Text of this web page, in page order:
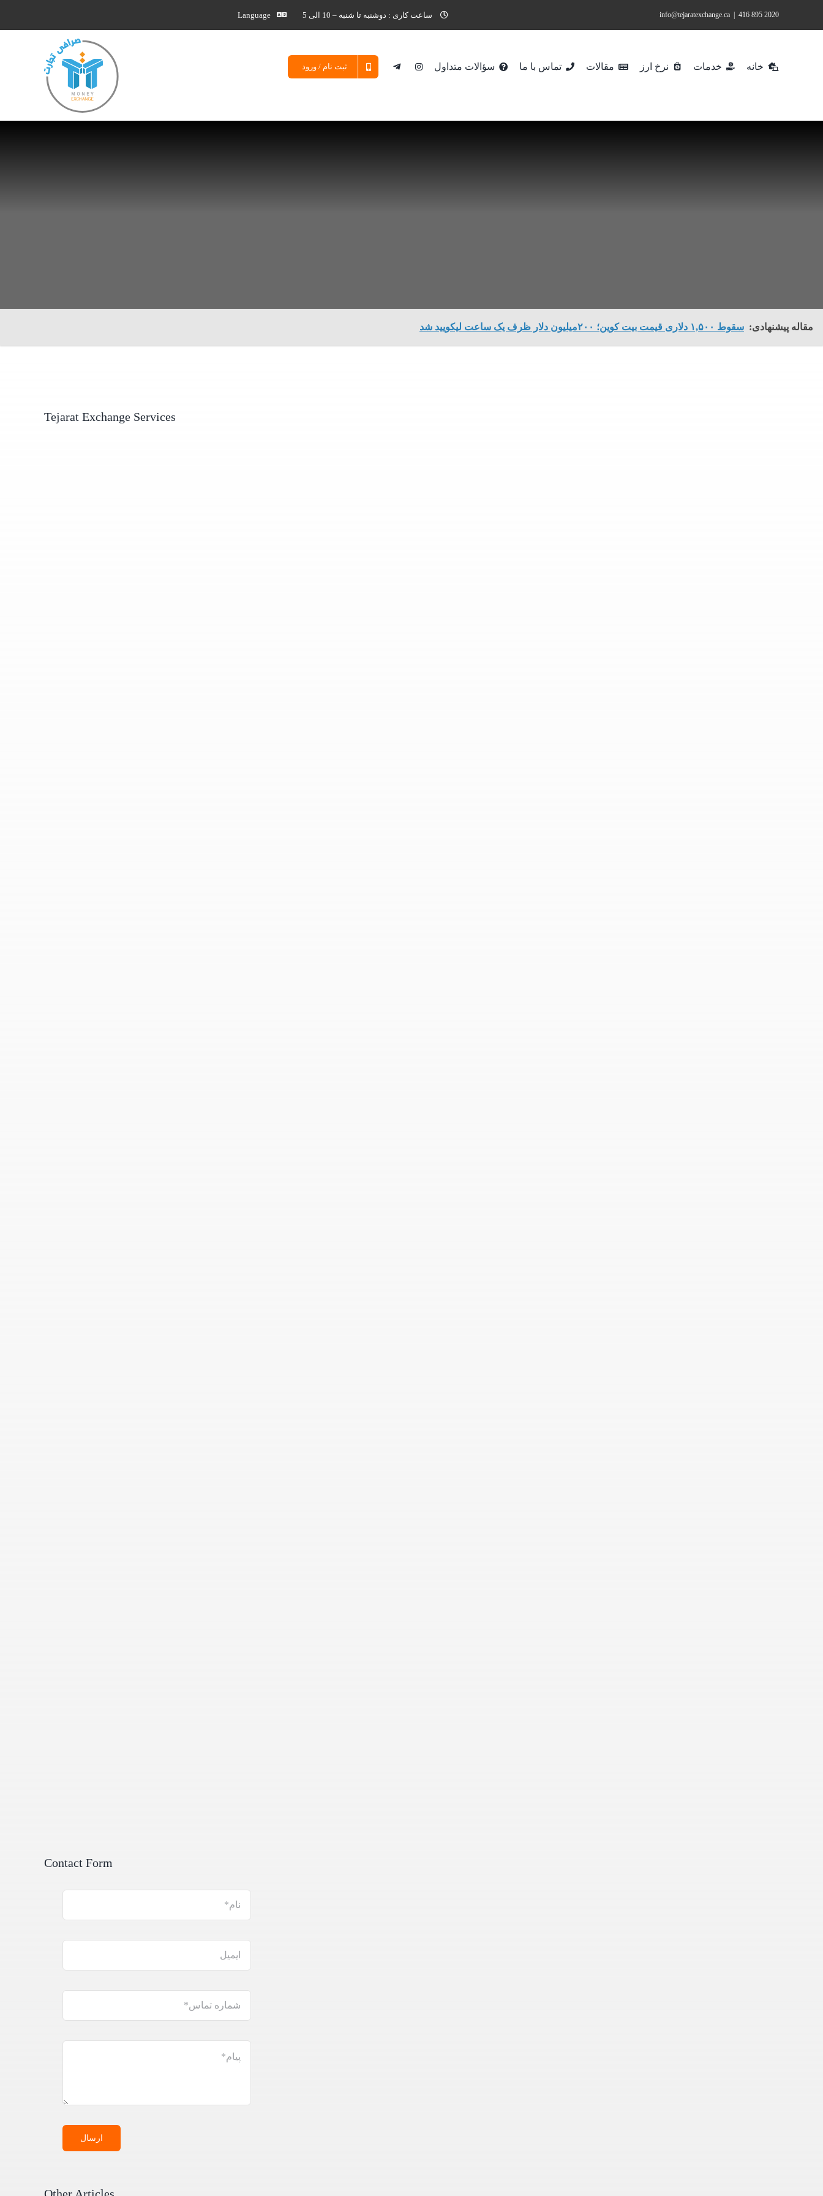
2020 895 416
info@tejaratexchange.ca ساعت کاری : دوشنبه تا شنبه – 10 الی 5 Language
خانه خدمات نرخ ارز مقالات تماس با ما سؤالات متداول ثبت نام / ورود
مقاله پیشنهادی: سقوط ۱,۵۰۰ دلاری قیمت بیت کوین؛ ۲۰۰میلیون دلار ظرف یک ساعت لیکویید شد
Tejarat Exchange Services
Contact Form
ارسال